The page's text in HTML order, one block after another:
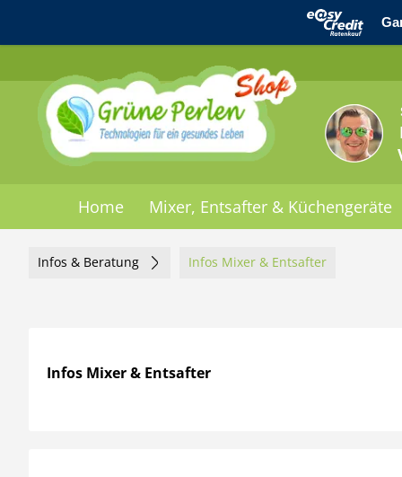
Home Mixer, Entsafter & Küchengeräte
Infos & Beratung Infos Mixer & Entsafter
Infos Mixer & Entsafter